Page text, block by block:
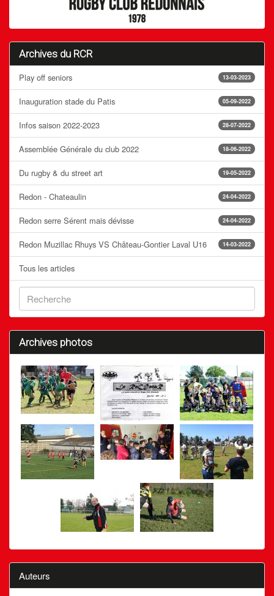
Archives du RCR
13-03-2023
Play off seniors
05-09-2022
Inauguration stade du Patis
28-07-2022
Infos saison 2022-2023
18-06-2022
Assemblée Générale du club 2022
19-05-2022
Du rugby & du street art
24-04-2022
Redon - Chateaulin
24-04-2022
Redon serre Sérent mais dévisse
14-03-2022
Redon Muzillac Rhuys VS Château-Gontier Laval U16
Tous les articles
Archives photos
Auteurs